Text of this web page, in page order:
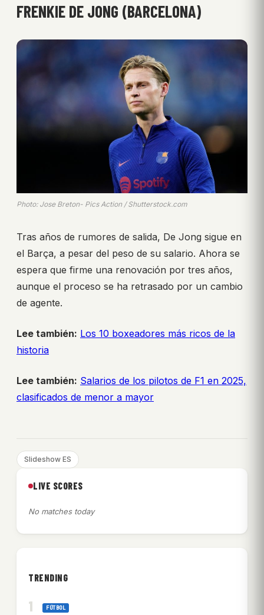
FRENKIE DE JONG (BARCELONA)
Photo: Jose Breton- Pics Action / Shutterstock.com
Tras años de rumores de salida, De Jong sigue en
el Barça, a pesar del peso de su salario. Ahora se
espera que firme una renovación por tres años,
aunque el proceso se ha retrasado por un cambio
de agente.
Lee también: Los 10 boxeadores más ricos de la
historia
Lee también: Salarios de los pilotos de F1 en 2025,
clasificados de menor a mayor
Slideshow ES
LIVE SCORES
No matches today
TRENDING
FÚTBOL